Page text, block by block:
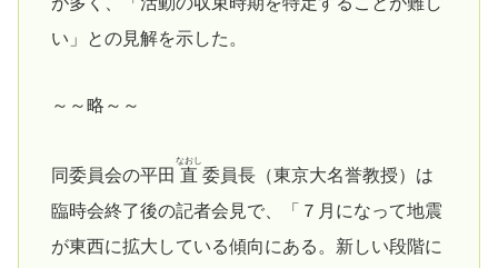
い」との見解を示した。
～～略～～
同委員会の平田 直
なおし
委員長（東京大名誉教授）は
臨時会終了後の記者会見で、「７月になって地震
が東西に拡大している傾向にある。新しい段階に